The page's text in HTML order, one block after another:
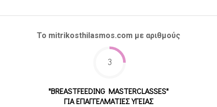
Το mitrikosthilasmos.com με αριθμούς
3
"BREASTFEEDING MASTERCLASSES"
ΓΙΑ ΕΠΑΓΓΕΛΜΑΤΙΕΣ ΥΓΕΙΑΣ